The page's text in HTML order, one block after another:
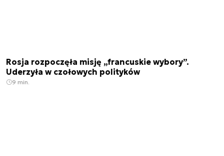
Rosja rozpoczęła misję „francuskie wybory”.
Uderzyła w czołowych polityków
9 min.